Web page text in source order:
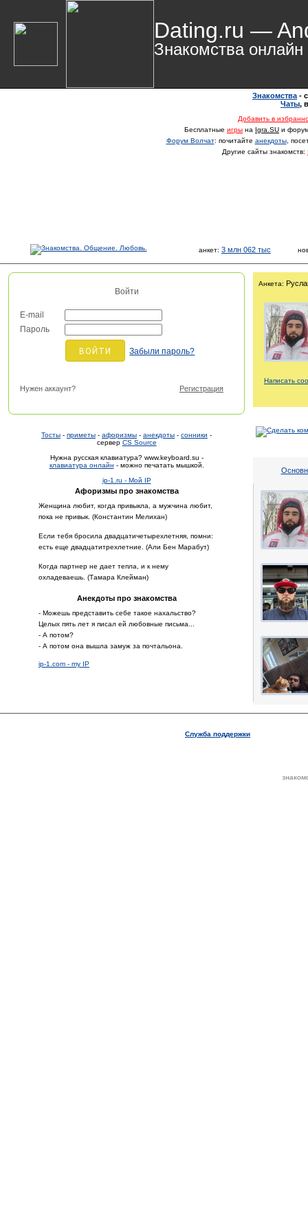
Dating.ru —
Знакомства онлайн
Знакомства -
Чаты,
Добавить в
Бесплатные игры на Igra.SU и
Форум Волчат: почитайте анекдоты,
Другие сайты знакомств:
анкет: 3 млн 062 тыс
Войти
E-mail
Пароль
Забыли пароль?
Нужен аккаунт? Регистрация
Тосты - приметы - афоризмы - анекдоты - сонники -
сервер CS Source
Нужна русская клавиатура? www.keyboard.su -
клавиатура онлайн - можно печатать мышкой.
ip-1.ru - Мой IP
Афоризмы про знакомства
Женщина любит, когда привыкла, а мужчина любит,
пока не привык. (Константин Мелихан)
Если тебя бросила двадцатичетырехлетняя, помни:
есть еще двадцатитрехлетние. (Али Бен Марабут)
Когда партнер не дает тепла, и к нему
охладеваешь. (Тамара Клейман)
Анекдоты про знакомства
- Можешь представить себе такое нахальство?
Целых пять лет я писал ей любовные письма...
- А потом?
- А потом она вышла замуж за почтальона.
ip-1.com - my IP
Анкета:
Написать
Служба поддержки